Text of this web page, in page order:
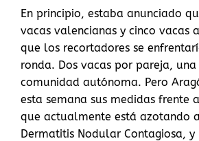
En principio, estaba anunciado
vacas valencianas y cinco vacas
que los recortadores se
ronda. Dos vacas por pareja,
comunidad autónoma. Pero
esta semana sus medidas frente
que actualmente está azotando
Dermatitis Nodular Contagiosa, y